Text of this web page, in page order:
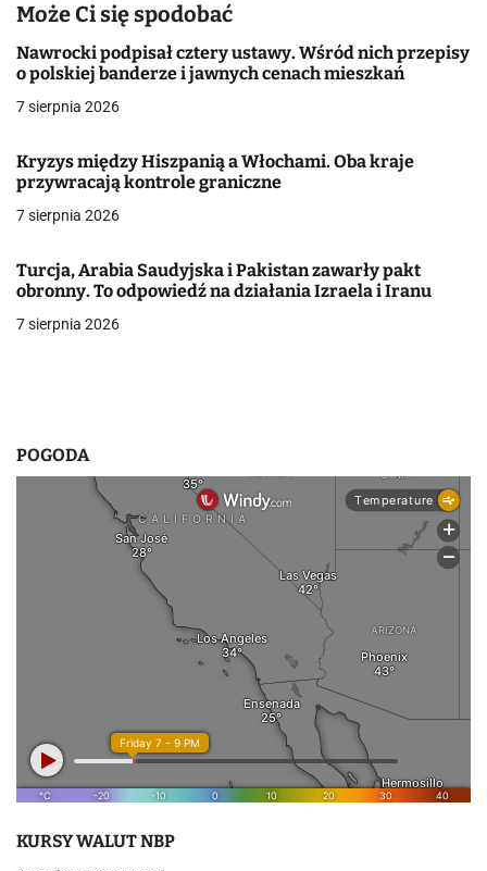
a
c
j
w
p
i
s
Może Ci się spodobać
Nawrocki podpisał cztery ustawy. Wśród nich przepisy
o polskiej banderze i jawnych cenach mieszkań
7 sierpnia 2026
Kryzys między Hiszpanią a Włochami. Oba kraje
przywracają kontrole graniczne
7 sierpnia 2026
Turcja, Arabia Saudyjska i Pakistan zawarły pakt
obronny. To odpowiedź na działania Izraela i Iranu
7 sierpnia 2026
POGODA
KURSY WALUT NBP